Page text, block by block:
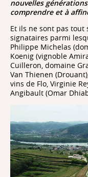
nouvelles
comprendre et à
Et ils ne sont pas
signataires parmi
Philippe Michelas
Koenig (vignoble
Cuilleron, domaine
Van Thienen
vins de Flo, Virginie
Angibault (Omar
vidéo